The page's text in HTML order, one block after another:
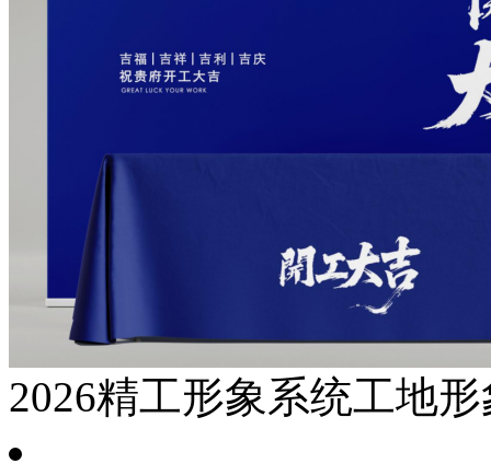
2026精工形象系统工地